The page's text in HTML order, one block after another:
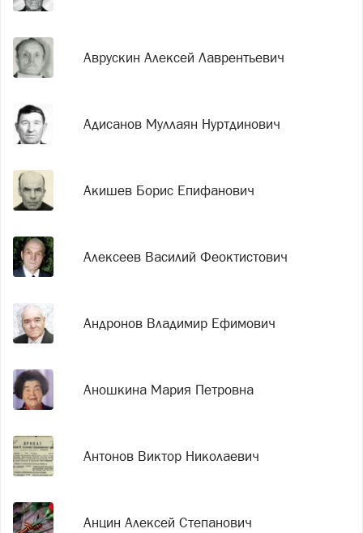
Аврускин Алексей Лаврентьевич
Адисанов Муллаян Нуртдинович
Акишев Борис Епифанович
Алексеев Василий Феоктистович
Андронов Владимир Ефимович
Аношкина Мария Петровна
Антонов Виктор Николаевич
Анцин Алексей Степанович